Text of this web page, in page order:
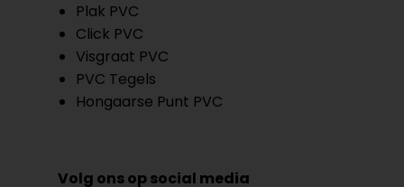
Plak PVC
Click PVC
Visgraat PVC
PVC Tegels
Hongaarse Punt PVC
Volg ons op social media